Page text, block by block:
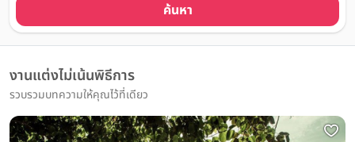
ค้นหา
งานแต่งไม่เน้นพิธีการ
รวบรวมบทความให้คุณไว้ที่เดียว